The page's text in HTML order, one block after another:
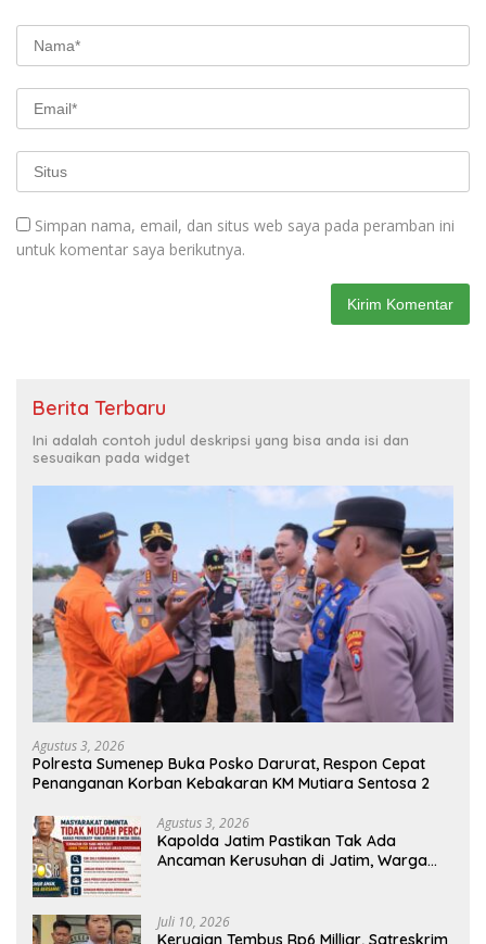
Simpan nama, email, dan situs web saya pada peramban ini
untuk komentar saya berikutnya.
Berita Terbaru
Ini adalah contoh judul deskripsi yang bisa anda isi dan
sesuaikan pada widget
Agustus 3, 2026
Polresta Sumenep Buka Posko Darurat, Respon Cepat
Penanganan Korban Kebakaran KM Mutiara Sentosa 2
Agustus 3, 2026
Kapolda Jatim Pastikan Tak Ada
Ancaman Kerusuhan di Jatim, Warga
Juli 10, 2026
Kerugian Tembus Rp6 Milliar, Satreskrim